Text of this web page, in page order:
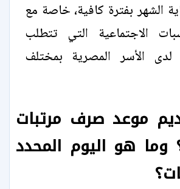
الشهر بفترة كافية، خاصة مع
الاجتماعية التي تتطلب
الأسر المصرية بمختلف
موعد صرف مرتبات
2026؟ وما هو اليوم المحدد